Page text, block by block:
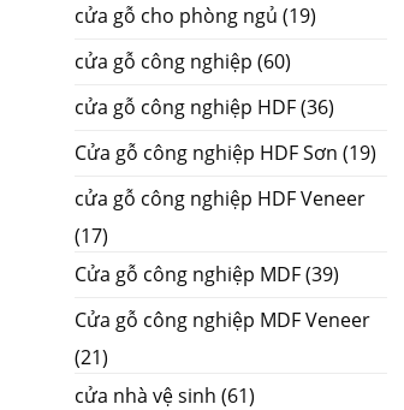
cửa gỗ cho phòng ngủ (19)
cửa gỗ công nghiệp (60)
cửa gỗ công nghiệp HDF(36)
Cửa gỗ công nghiệp HDF Sơn (19)
cửa gỗ công nghiệp HDF Veneer
(17)
Cửa gỗ công nghiệp MDF(39)
Cửa gỗ công nghiệp MDF Veneer
(21)
cửa nhà vệ sinh (61)